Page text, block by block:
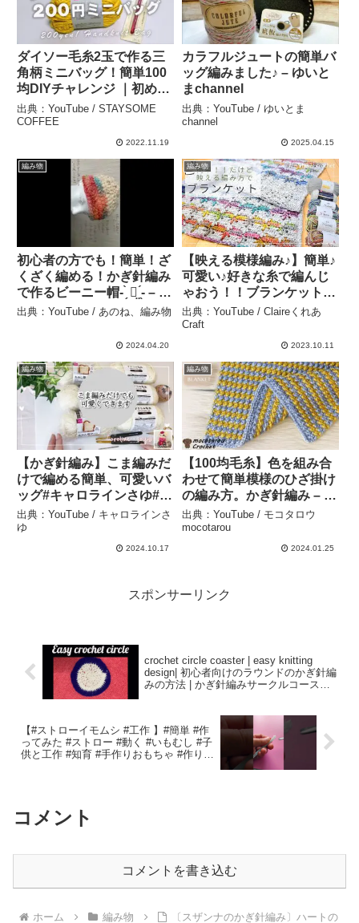
ダイソー毛糸2玉で作る三
角柄ミニバッグ！簡単100
均DIYチャレンジ ｜初めて
の柄編み ｜かぎ針編み[ 暮
らしのVlog ♯160] –
STAYSOME COFFEE
出典：YouTube / STAYSOME
COFFEE
2022.11.19
カラフルジュートの簡単バ
ッグ編みました♪ – ゆいと
まchannel
出典：YouTube / ゆいとま
channel
2025.04.15
編み物
初心者の方でも！簡単！ざ
くざく編める！かぎ針編み
で作るビーニー帽‪- ̗̀ ꪔ̤ ̖́-‬ – あ
のね、編み物
出典：YouTube / あのね、編み物
2024.04.20
編み物
【映える模様編み♪】簡単♪
可愛い♪好きな糸で編んじ
ゃおう！！ブランケットの
編み方/かぎ針編み/crochet
blanket – Claireくれあ
出典：YouTube / Claireくれあ
Craft
2023.10.11
編み物
【かぎ針編み】こま編みだ
けで編める簡単、可愛いバ
ッグ#キャロラインさゆ#か
ぎ針編み#ダイソー#バッグ
– キャロラインさゆ
出典：YouTube / キャロラインさ
ゆ
2024.10.17
編み物
【100均毛糸】色を組み合
わせて簡単模様のひざ掛け
の編み方。かぎ針編み – モ
コタロウmocotarou
出典：YouTube / モコタロウ
mocotarou
2024.01.25
スポンサーリンク
crochet circle coaster | easy knitting
design| 初心者向けのラウンドのかぎ針編
みの方法 | かぎ針編みサークルコースタ
【#ストローイモムシ #工作 】#簡単 #作
ってみた #ストロー #動く #いもむし #子
供と工作 #知育 #手作りおもちゃ #作り方
コメント
コメントを書き込む
ホーム 編み物 〔スザンナのかぎ針編み〕ハートの